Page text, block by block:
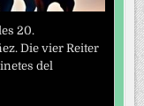
20.
Die vier Reiter
del